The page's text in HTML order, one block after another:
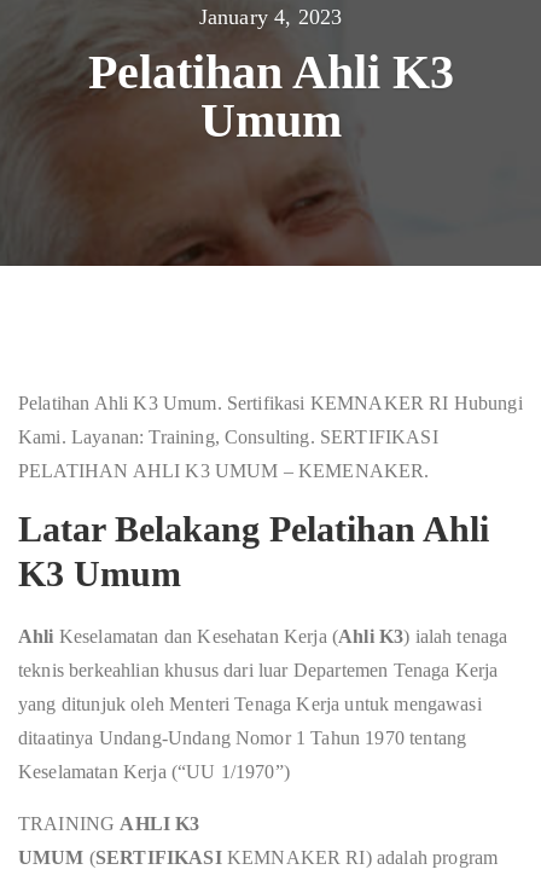
January 4, 2023
Pelatihan Ahli K3
Umum
Pelatihan Ahli K3 Umum. Sertifikasi KEMNAKER RI Hubungi
Kami. Layanan: Training, Consulting. SERTIFIKASI
PELATIHAN AHLI K3 UMUM – KEMENAKER.
Latar Belakang Pelatihan Ahli
K3 Umum
Ahli Keselamatan dan Kesehatan Kerja (Ahli K3) ialah tenaga
teknis berkeahlian khusus dari luar Departemen Tenaga Kerja
yang ditunjuk oleh Menteri Tenaga Kerja untuk mengawasi
ditaatinya Undang-Undang Nomor 1 Tahun 1970 tentang
Keselamatan Kerja (“UU 1/1970”)
TRAINING AHLI K3
UMUM (SERTIFIKASIKEMNAKER RI) adalah program